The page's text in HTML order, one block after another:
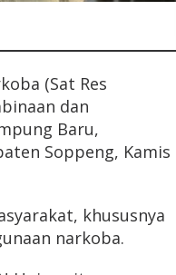
(Sat Res
dan
Baru,
Soppeng, Kamis
khususnya
narkoba.